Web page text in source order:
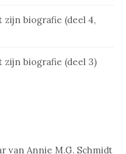
zijn biografie (deel 4,
zijn biografie (deel 3)
van Annie M.G. Schmidt